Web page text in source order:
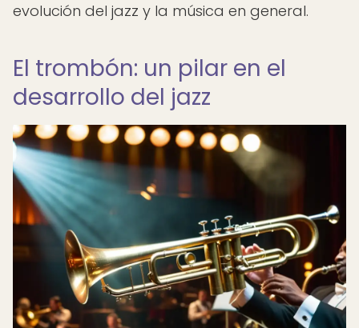
evolución del jazz y la música en general.
El trombón: un pilar en el
desarrollo del jazz